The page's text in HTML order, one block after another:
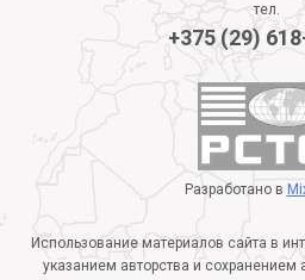
тел.
+375 (29)
Разработано в
Использование материалов сайта в
указанием авторства и сохранением